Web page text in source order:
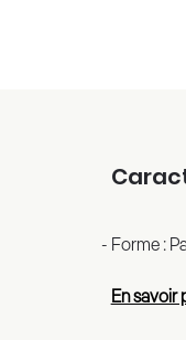
Forme :
En savoir